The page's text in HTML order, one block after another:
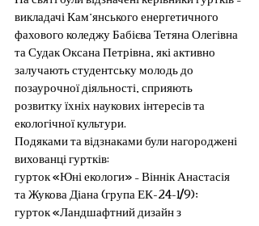
викладачі Кам’янського енергетичного
фахового коледжу Бабієва Тетяна Олегівна
та Судак Оксана Петрівна, які активно
залучають студентську молодь до
позаурочної діяльності, сприяють
розвитку їхніх наукових інтересів та
екологічної культури.
Подяками та відзнаками були нагороджені
вихованці гуртків:
гурток «Юні екологи» – Віннік Анастасія
та Жукова Діана (група ЕК-24-1/9);
гурток «Ландшафтний дизайн з